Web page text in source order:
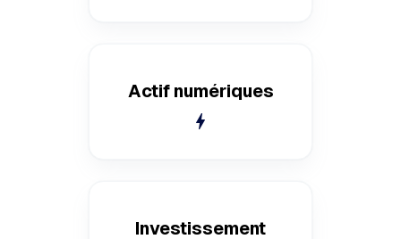
Actif numériques
bolt
Investissement